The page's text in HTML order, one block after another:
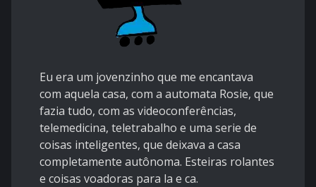
Eu era um jovenzinho que me encantava
com aquela casa, com a automata Rosie, que
fazia tudo, com as videoconferências,
telemedicina, teletrabalho e uma serie de
coisas inteligentes, que deixava a casa
completamente autônoma. Esteiras rolantes
e coisas voadoras para la e ca.